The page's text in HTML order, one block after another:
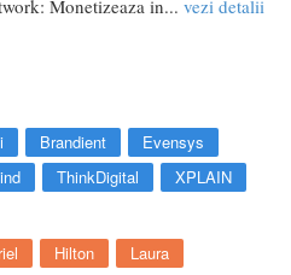
Monetizeaza in... vezi detalii
Brandient
Evensys
ThinkDigital XPLAIN
Hilton
Laura